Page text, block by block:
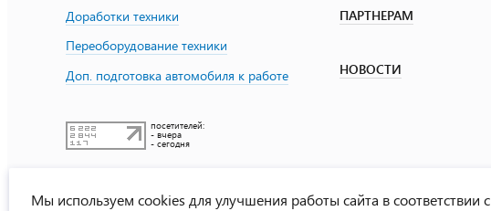
Доработки техники
Переоборудование техники
Доп. подготовка автомобиля к работе
посетителей:
- вчера
- сегодня
ПАРТНЕРАМ
НОВОСТИ
Мы используем cookies для улучшения работы сайта в соответствии с